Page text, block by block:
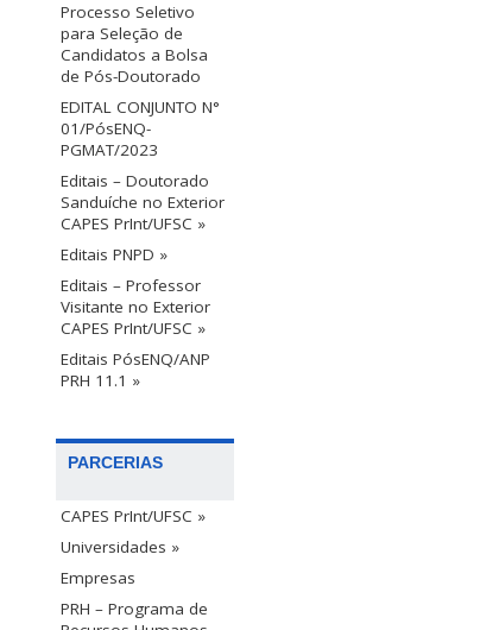
Processo Seletivo
para Seleção de
Candidatos a Bolsa
de Pós-Doutorado
EDITAL CONJUNTO N°
01/PósENQ-
PGMAT/2023
Editais – Doutorado
Sanduíche no Exterior
CAPES PrInt/UFSC »
Editais PNPD »
Editais – Professor
Visitante no Exterior
CAPES PrInt/UFSC »
Editais PósENQ/ANP
PRH 11.1 »
PARCERIAS
CAPES PrInt/UFSC »
Universidades »
Empresas
PRH – Programa de